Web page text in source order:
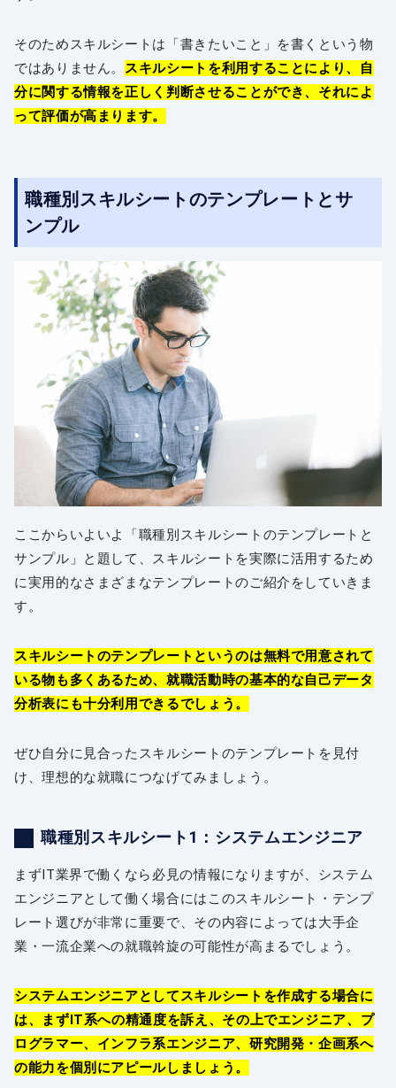
そのためスキルシートは「書きたいこと」を書くという物
ではありません。 スキルシートを利用することにより、自
分に関する情報を正しく判断させることができ、それによ
って評価が高まります。
職種別スキルシートのテンプレートとサ
ンプル
ここからいよいよ「職種別スキルシートのテンプレートと
サンプル」と題して、スキルシートを実際に活用するため
に実用的なさまざまなテンプレートのご紹介をしていきま
す。
スキルシートのテンプレートというのは無料で用意されて
いる物も多くあるため、就職活動時の基本的な自己データ
分析表にも十分利用できるでしょう。
ぜひ自分に見合ったスキルシートのテンプレートを見付
け、理想的な就職につなげてみましょう。
職種別スキルシート1：システムエンジニア
まずIT業界で働くなら必見の情報になりますが、システム
エンジニアとして働く場合にはこのスキルシート・テンプ
レート選びが非常に重要で、その内容によっては大手企
業・一流企業への就職斡旋の可能性が高まるでしょう。
システムエンジニアとしてスキルシートを作成する場合に
は、まずIT系への精通度を訴え、その上でエンジニア、プ
ログラマー、インフラ系エンジニア、研究開発・企画系へ
の能力を個別にアピールしましょう。